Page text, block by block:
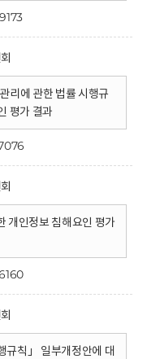
리에 관한 법률 시행규
평가 결과
개인정보 침해요인 평가
규칙」 일부개정안에 대